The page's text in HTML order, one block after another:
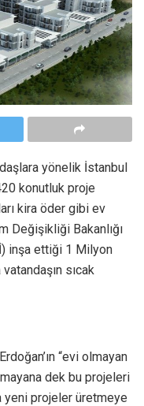
yönelik İstanbul
konutluk proje
kira öder gibi ev
Değişikliği Bakanlığı
inşa ettiği 1 Milyon
sıcak
“evi olmayan
dek bu projeleri
yeni projeler üretmeye